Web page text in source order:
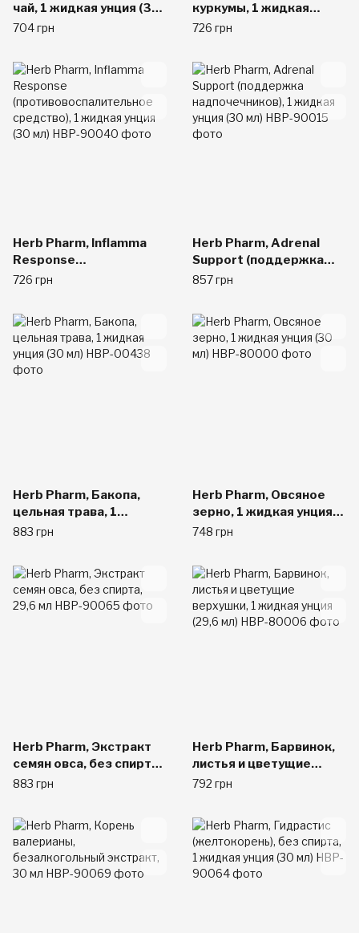
чай, 1 жидкая унция (30
мл)
704 грн
куркумы, 1 жидкая
унция (29,6 мл)
726 грн
Herb Pharm, Inflamma
Response
(противовоспалительно
унция (30 мл)
726 грн
Herb Pharm, Adrenal
Support (поддержка
надпочечников), 1
857 грн
Herb Pharm, Бакопа,
цельная трава, 1
жидкая унция (30 мл)
883 грн
Herb Pharm, Овсяное
зерно, 1 жидкая унция
(30 мл)
748 грн
Herb Pharm, Экстракт
семян овса, без спирта,
29,6 мл
883 грн
Herb Pharm, Барвинок,
листья и цветущие
верхушки, 1 жидкая
792 грн